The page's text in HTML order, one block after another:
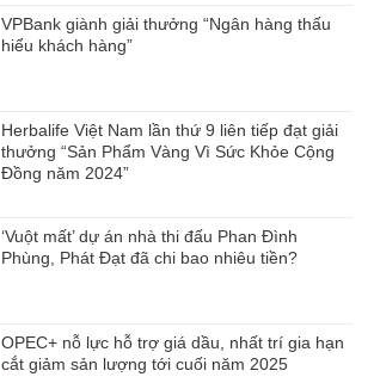
VPBank giành giải thưởng “Ngân hàng thấu
hiểu khách hàng”
Herbalife Việt Nam lần thứ 9 liên tiếp đạt giải
thưởng “Sản Phẩm Vàng Vì Sức Khỏe Cộng
Đồng năm 2024”
‘Vuột mất’ dự án nhà thi đấu Phan Đình
Phùng, Phát Đạt đã chi bao nhiêu tiền?
OPEC+ nỗ lực hỗ trợ giá dầu, nhất trí gia hạn
cắt giảm sản lượng tới cuối năm 2025